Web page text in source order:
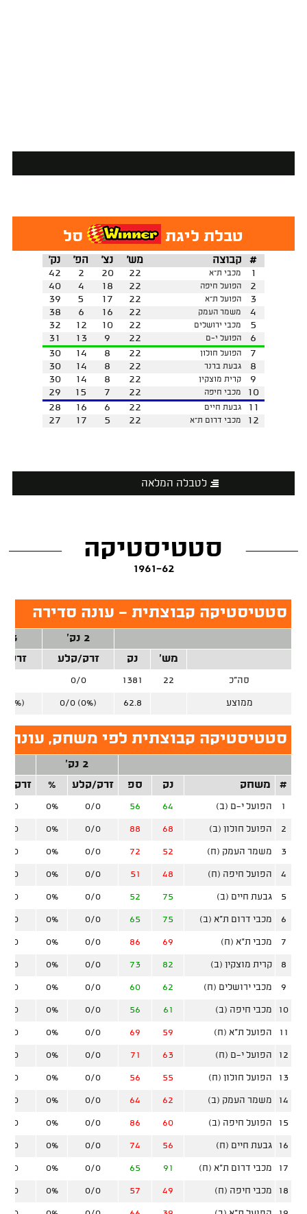
טבלת ליגת סל
נק' הפ' נצ' מש' קבוצה
#
42
2 20 22 מכבי ת"א
1
40
4 18 22 הפועל חיפה
2
39
5 17 22 הפועל ת"א
3
38
6 16 22 משמר העמק
4
32
12 10 22 מכבי ירושלים
5
31
13 9 22 הפועל י-ם
6
30
14 8 22 הפועל חולון
7
30
14 8 22 גבעת ברנר
8
30
14 8 22 קרית מוצקין
9
29
15 7 22 מכבי חיפה
10
28
16 6 22 גבעת חיים
11
27
17 5 22 מכבי דרום ת"א 12
לטבלה המלאה
סטטיסטיקה
1961-62
סטטיסטיקה קבוצתית - עונה סדירה
2 נק'
3 נק'
מש'
נק זרק/קלע זרק/
סה"כ 22
1381
0/0
ממוצע 62.8
0/0 (0%)
(0%)
סטטיסטיקה קבוצתית לפי משחק, עונה
2 נק'
#
משחק נק ספ זרק/קלע % זרק/
1 הפועל י-ם (ב) 64
56
0/0
0%
0/0
2 הפועל חולון (ב) 68
88
0/0
0%
0/0
3 משמר העמק (ח) 52
72
0/0
0%
0/0
4 הפועל חיפה (ח) 48
51
0/0
0%
0/0
5 גבעת חיים (ב) 75
52
0/0
0%
0/0
6 מכבי דרום ת"א (ב) 75
65
0/0
0%
0/0
7 מכבי ת"א (ח) 69
86
0/0
0%
0/0
8 קרית מוצקין (ב) 82
73
0/0
0%
0/0
9 מכבי ירושלים (ח) 62
60
0/0
0%
0/0
10 מכבי חיפה (ב) 61
56
0/0
0%
0/0
11 הפועל ת"א (ח) 59
69
0/0
0%
0/0
12 הפועל י-ם (ח) 63
71
0/0
0%
0/0
13 הפועל חולון (ח) 55
56
0/0
0%
0/0
14 משמר העמק (ב) 62
64
0/0
0%
0/0
15 הפועל חיפה (ב) 60
86
0/0
0%
0/0
16 גבעת חיים (ח) 56
74
0/0
0%
0/0
17 מכבי דרום ת"א (ח) 91
65
0/0
0%
0/0
18 מכבי חיפה (ח) 49
57
0/0
0%
0/0